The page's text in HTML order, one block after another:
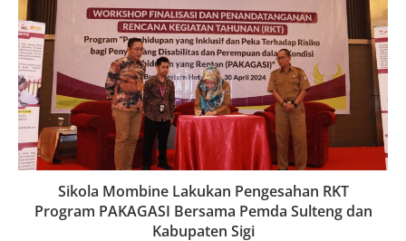
Sikola Mombine Lakukan Pengesahan RKT
Program PAKAGASI Bersama Pemda Sulteng dan
Kabupaten Sigi